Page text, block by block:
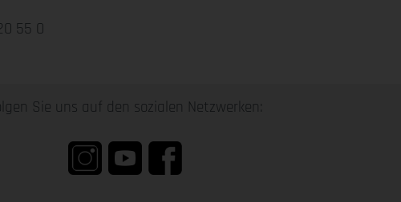
55 0
Sie uns auf den sozialen Netzwerken: